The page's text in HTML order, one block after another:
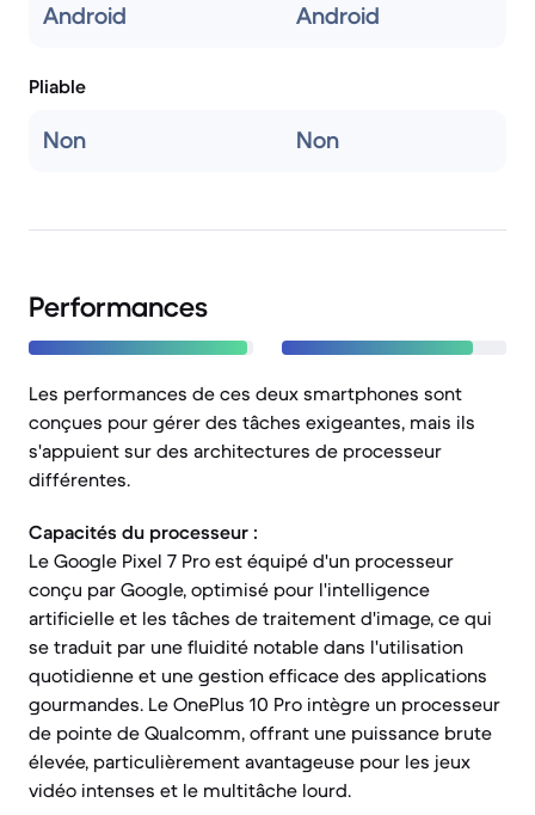
Android Android
Pliable
Non Non
Performances
Les performances de ces deux smartphones sont
conçues pour gérer des tâches exigeantes, mais ils
s'appuient sur des architectures de processeur
différentes.
Capacités du processeur :
Le Google Pixel 7 Pro est équipé d'un processeur
conçu par Google, optimisé pour l'intelligence
artificielle et les tâches de traitement d'image, ce qui
se traduit par une fluidité notable dans l'utilisation
quotidienne et une gestion efficace des applications
gourmandes. Le OnePlus 10 Pro intègre un processeur
de pointe de Qualcomm, offrant une puissance brute
élevée, particulièrement avantageuse pour les jeux
vidéo intenses et le multitâche lourd.